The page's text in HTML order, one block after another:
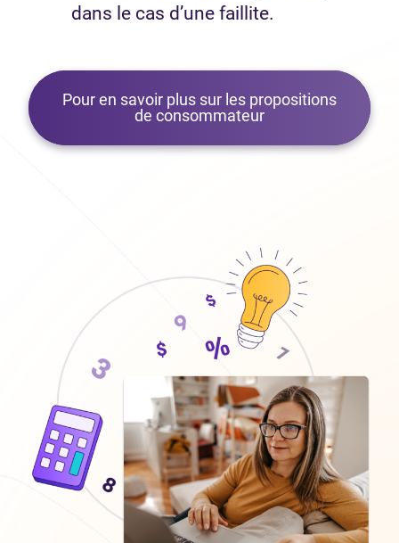
dans le cas d’une faillite.
Pour en savoir plus sur les propositions
de consommateur